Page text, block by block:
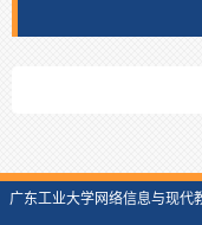
广东工业大学网络信息与现代